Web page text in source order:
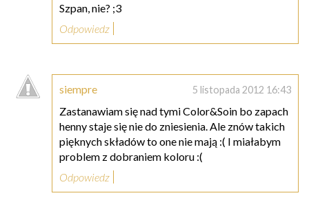
Szpan, nie? ;3
Odpowiedz
siempre 5 listopada 2012 16:43
Zastanawiam się nad tymi Color&Soin bo zapach
henny staje się nie do zniesienia. Ale znów takich
pięknych składów to one nie mają :( I miałabym
problem z dobraniem koloru :(
Odpowiedz